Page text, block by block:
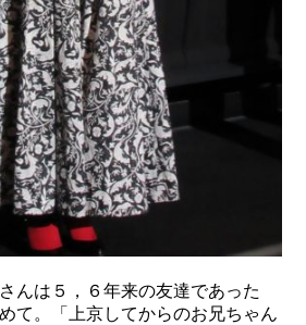
んは５，６年来の友達であった
て。「上京してからのお兄ちゃん